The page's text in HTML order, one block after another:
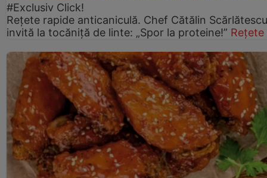
#Exclusiv Click!
Rețete rapide anticaniculă. Chef Cătălin
invită la tocăniță de linte: „Spor la proteine!” Rețete